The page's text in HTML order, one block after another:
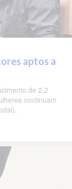
aptos a
de 2,2
continuam